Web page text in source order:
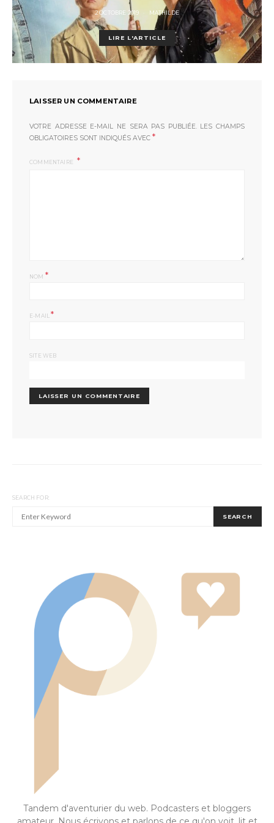
POSTED
ON
2 OCTOBRE 2019 MATHILDE
LIRE L'ARTICLE
LAISSER UN COMMENTAIRE
VOTRE ADRESSE E-MAIL NE SERA PAS PUBLIÉE. LES CHAMPS
OBLIGATOIRES SONT INDIQUÉS AVEC *
COMMENTAIRE
NOM *
E-MAIL *
SITE WEB
SEARCH FOR:
SEARCH
Tandem d'aventurier du web. Podcasters et bloggers